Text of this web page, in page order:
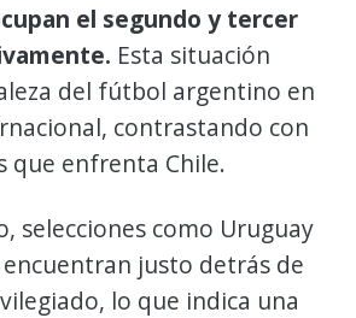
el segundo y tercer
Esta situación
del fútbol argentino en
contrastando con
que enfrenta Chile.
selecciones como Uruguay
justo detrás de
lo que indica una